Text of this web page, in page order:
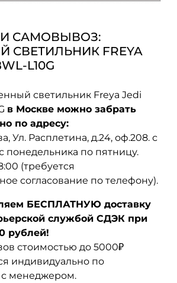
САМОВЫВОЗ:
СВЕТИЛЬНИК FREYA
L10G
светильник Freya Jedi
в Москве можно забрать
по адресу:
Ул. Расплетина, д.24, оф.208. с
понедельника по пятницу.
(требуется
согласование по телефону).
БЕСПЛАТНУЮ доставку
службой СДЭК при
рублей!
стоимостью до 5000₽
индивидуально по
с менеджером.